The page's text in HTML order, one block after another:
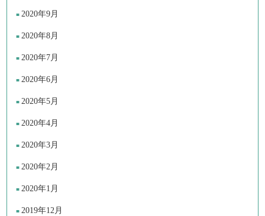
2020年9月
2020年8月
2020年7月
2020年6月
2020年5月
2020年4月
2020年3月
2020年2月
2020年1月
2019年12月